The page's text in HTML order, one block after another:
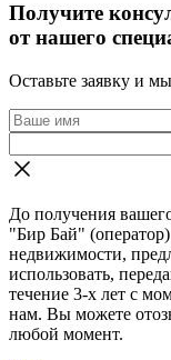
Получите
от нашего
Оставьте заявку и
До получения
"Бир Бай"
недвижимости,
использовать,
течение 3-х лет с
нам. Вы можете
любой момент.